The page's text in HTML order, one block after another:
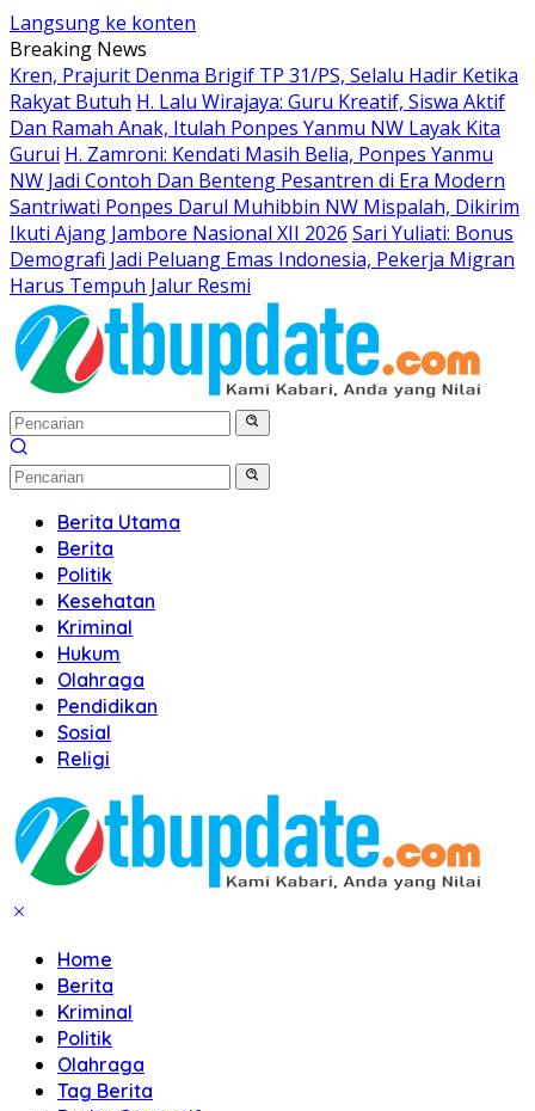
Langsung ke konten
Breaking News
Kren, Prajurit Denma Brigif TP 31/PS, Selalu Hadir Ketika
Rakyat Butuh H. Lalu Wirajaya: Guru Kreatif, Siswa Aktif
Dan Ramah Anak, Itulah Ponpes Yanmu NW Layak Kita
Gurui H. Zamroni: Kendati Masih Belia, Ponpes Yanmu
NW Jadi Contoh Dan Benteng Pesantren di Era Modern
Santriwati Ponpes Darul Muhibbin NW Mispalah, Dikirim
Ikuti Ajang Jambore Nasional XII 2026 Sari Yuliati: Bonus
Demografi Jadi Peluang Emas Indonesia, Pekerja Migran
Harus Tempuh Jalur Resmi
Berita Utama
Berita
Politik
Kesehatan
Kriminal
Hukum
Olahraga
Pendidikan
Sosial
Religi
Home
Berita
Kriminal
Politik
Olahraga
Tag Berita